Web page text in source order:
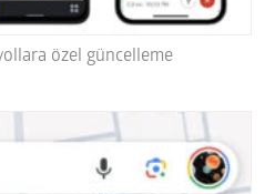
özel güncelleme